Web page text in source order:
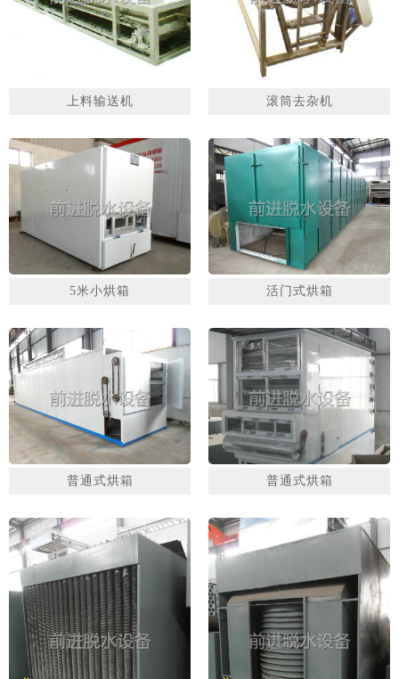
上料输送机 滚筒去杂机
5米小烘箱 活门式烘箱
普通式烘箱 普通式烘箱